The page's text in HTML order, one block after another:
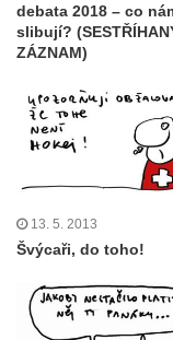
debata 2018 – co
slibují?
ZÁZNAM)
13. 5. 2013
Švýcaři, do toho!